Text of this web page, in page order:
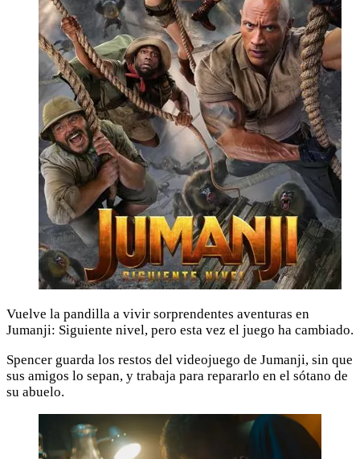
Vuelve la pandilla a vivir sorprendentes aventuras en
Jumanji: Siguiente nivel, pero esta vez el juego ha cambiado.
Spencer guarda los restos del videojuego de Jumanji, sin que
sus amigos lo sepan, y trabaja para repararlo en el sótano de
su abuelo.